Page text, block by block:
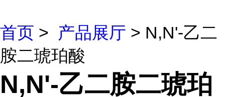
首页 > 产品展厅 > N,N'-乙二
胺二琥珀酸
N,N'-乙二胺二琥珀